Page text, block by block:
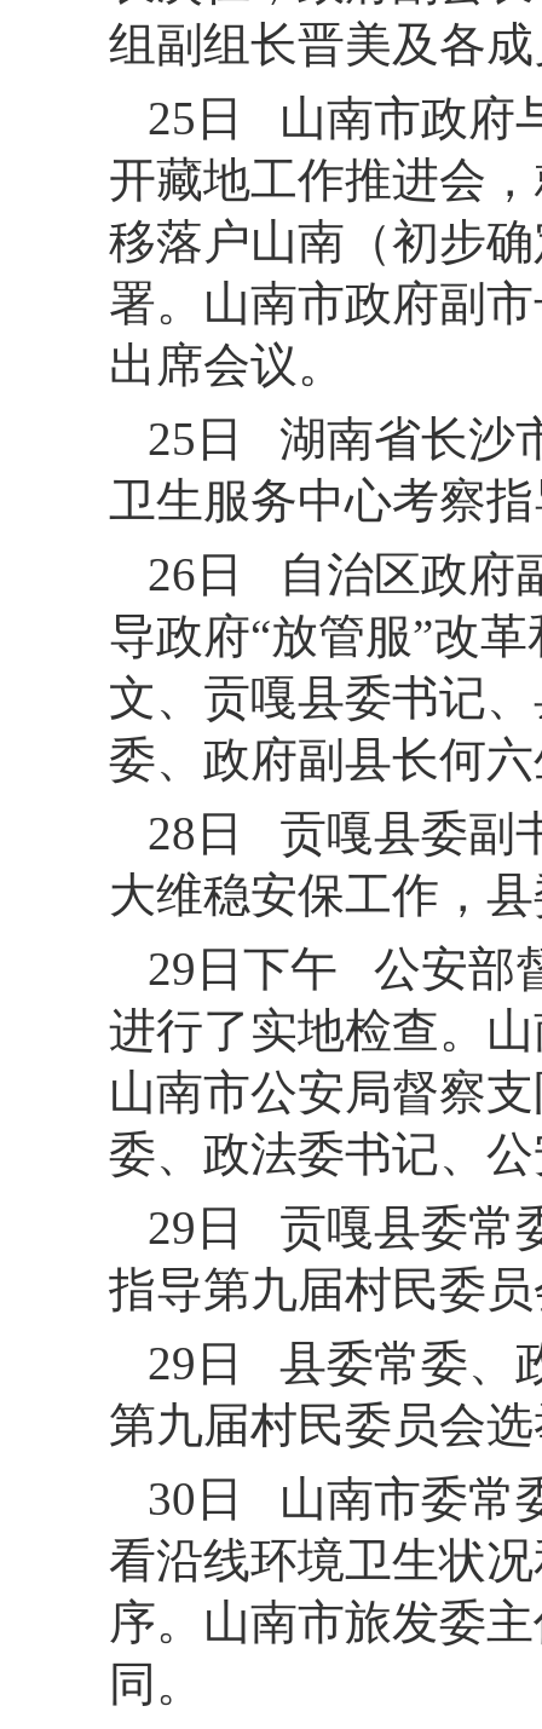
组副组长晋美及各
25日 山南市政府
开藏地工作推进会
移落户山南（初步
署。山南市政府副
出席会议。
25日 湖南省长沙
卫生服务中心考察
26日 自治区政府
导政府“放管服”改
文、贡嘎县委书记
委、政府副县长何
28日 贡嘎县委副
大维稳安保工作，
29日下午 公安部
进行了实地检查。
山南市公安局督察
委、政法委书记、
29日 贡嘎县委常
指导第九届村民委
29日 县委常委、
第九届村民委员会
30日 山南市委常
看沿线环境卫生状
序。山南市旅发委
同。